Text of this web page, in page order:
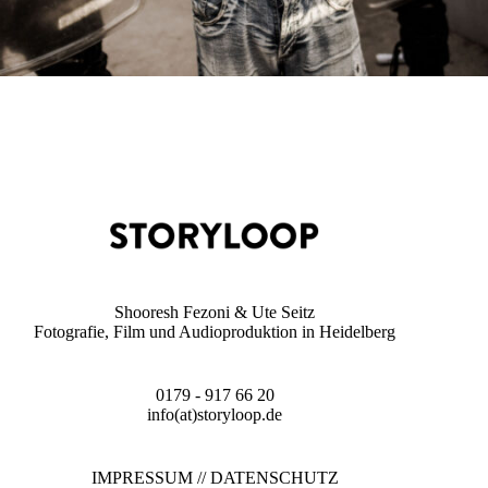
Shooresh Fezoni & Ute Seitz
Fotografie, Film und Audioproduktion in Heidelberg
0179 - 917 66 20
info(at)storyloop.de
IMPRESSUM//DATENSCHUTZ